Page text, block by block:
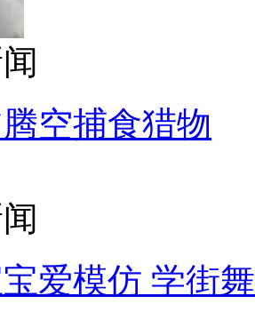
空捕食猎物
爱模仿 学街